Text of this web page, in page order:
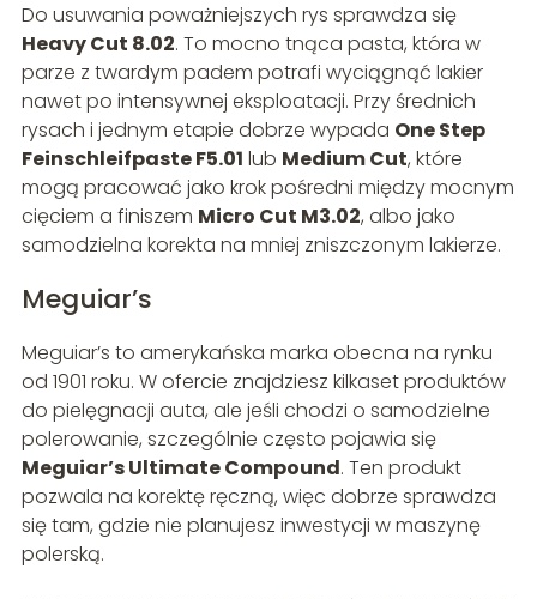
Do usuwania poważniejszych rys sprawdza się
Heavy Cut 8.02. To mocno tnąca pasta, która w
parze z twardym padem potrafi wyciągnąć lakier
nawet po intensywnej eksploatacji. Przy średnich
rysach i jednym etapie dobrze wypada One Step
Feinschleifpaste F5.01 lub Medium Cut, które
mogą pracować jako krok pośredni między mocnym
cięciem a finiszem Micro Cut M3.02, albo jako
samodzielna korekta na mniej zniszczonym lakierze.
Meguiar’s
Meguiar’s to amerykańska marka obecna na rynku
od 1901 roku. W ofercie znajdziesz kilkaset produktów
do pielęgnacji auta, ale jeśli chodzi o samodzielne
polerowanie, szczególnie często pojawia się
Meguiar’s Ultimate Compound. Ten produkt
pozwala na korektę ręczną, więc dobrze sprawdza
się tam, gdzie nie planujesz inwestycji w maszynę
polerską.